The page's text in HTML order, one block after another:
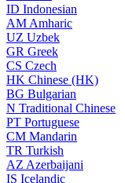
ID Indonesian
AM Amharic
UZ Uzbek
GR Greek
CS Czech
HK Chinese (HK)
BG Bulgarian
N Traditional Chinese
PT Portuguese
CM Mandarin
TR Turkish
AZ Azerbaijani
IS Icelandic